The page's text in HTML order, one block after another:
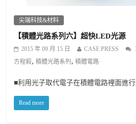
尖端科技&材料
【積體光路系列六】超快LED光源
2015 年 09 月 15 日 CASE PRESS
方程毅,積體光路系列 ,積體電路
■利用光子取代電子在積體電路裡面進
Read more